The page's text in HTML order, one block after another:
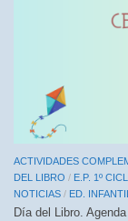
ACTIVIDADES
DEL LIBRO / E.P. 1º
NOTICIAS / ED.
Día del Libro.